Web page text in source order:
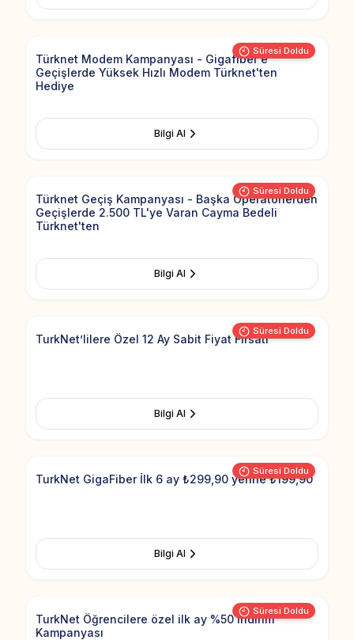
Süresi Doldu
Add to
Türknet Modem Kampanyası - Gigafiber'e
Geçişlerde Yüksek Hızlı Modem Türknet'ten
Hediye
Bilgi Al
Süresi Doldu
Add to
Türknet Geçiş Kampanyası - Başka Operatörlerden
Geçişlerde 2.500 TL'ye Varan Cayma Bedeli
Türknet'ten
Bilgi Al
Süresi Doldu
Add to
TurkNet’lilere Özel 12 Ay Sabit Fiyat Fırsatı
Bilgi Al
Süresi Doldu
Add to
TurkNet GigaFiber İlk 6 ay ₺299,90 yerine ₺199,90
Bilgi Al
Süresi Doldu
Add to
TurkNet Öğrencilere özel ilk ay %50 indirim
Kampanyası